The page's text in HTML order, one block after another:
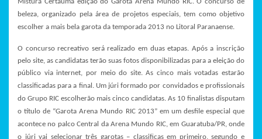
beleza, organizado pela área de projetos especiais, tem como objetivo
escolher a mais bela garota da temporada 2013 no Litoral Paranaense.
O concurso recreativo será realizado em duas etapas. Após a inscrição
pelo site, as candidatas terão suas fotos disponibilizadas para a eleição do
público via internet, por meio do site. As cinco mais votadas estarão
classificadas para a final. Um júri formado por convidados e profissionais
do Grupo RIC escolherão mais cinco candidatas. As 10 finalistas disputam
o título de “Garota Arena Mundo RIC 2013” em um desfile especial que
acontece no palco Central da Arena Mundo RIC, em Guaratuba/PR, onde
o júri vai selecionar três garotas – classificas em primeiro, segundo e